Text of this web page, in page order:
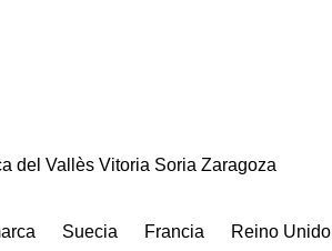
del Vallès Vitoria Soria Zaragoza
Suecia Francia Reino Unido